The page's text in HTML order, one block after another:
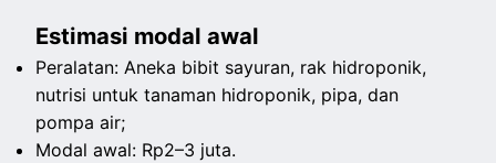
Estimasi modal awal
Peralatan: Aneka bibit sayuran, rak hidroponik,
nutrisi untuk tanaman hidroponik, pipa, dan
pompa air;
Modal awal: Rp2–3 juta.